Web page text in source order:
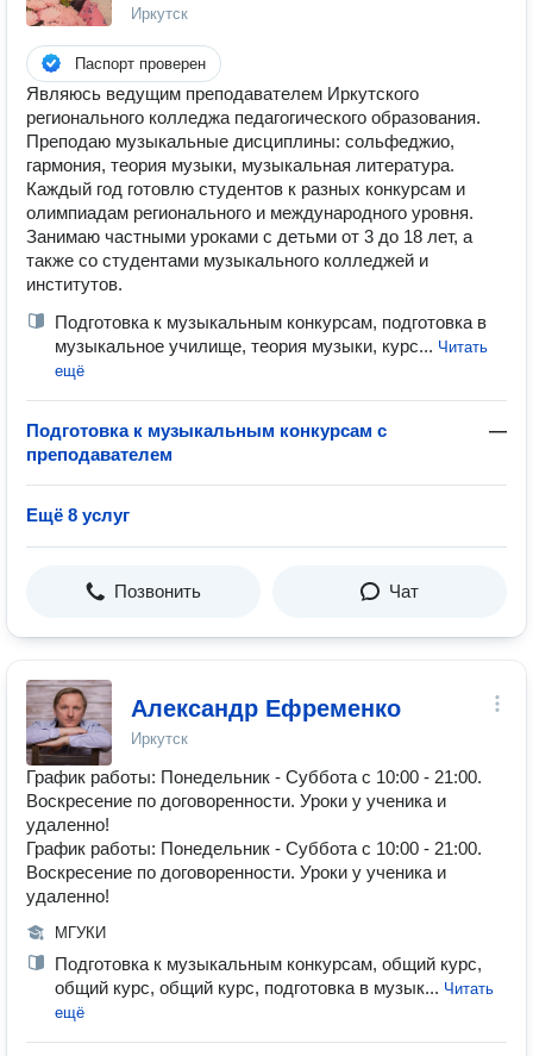
Иркутск
Паспорт проверен
Являюсь ведущим преподавателем Иркутского
регионального колледжа педагогического образования.
Преподаю музыкальные дисциплины: сольфеджио,
гармония, теория музыки, музыкальная литература.
Каждый год готовлю студентов к разных конкурсам и
олимпиадам регионального и международного уровня.
Занимаю частными уроками с детьми от 3 до 18 лет, а
также со студентами музыкального колледжей и
институтов.
Подготовка к музыкальным конкурсам, подготовка в
музыкальное училище, теория музыки, курс... Читать
ещё
Подготовка к музыкальным конкурсам с
преподавателем
—
Ещё 8 услуг
Позвонить Чат
Александр Ефременко
Иркутск
График работы: Понедельник - Суббота с 10:00 - 21:00.
Воскресение по договоренности. Уроки у ученика и
удаленно!
График работы: Понедельник - Суббота с 10:00 - 21:00.
Воскресение по договоренности. Уроки у ученика и
удаленно!
МГУКИ
Подготовка к музыкальным конкурсам, общий курс,
общий курс, общий курс, подготовка в музык... Читать
ещё